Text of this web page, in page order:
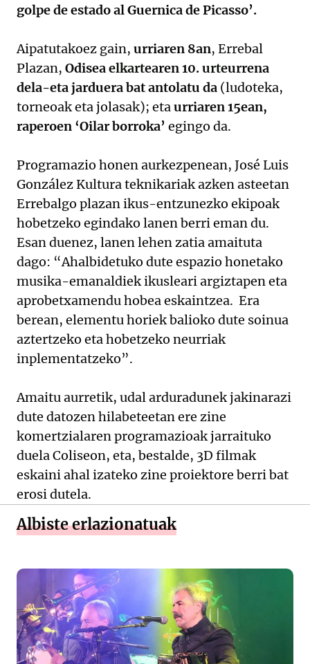
golpe de estado al Guernica de Picasso’.
Aipatutakoez gain, urriaren 8an, Errebal
Plazan, Odisea elkartearen 10. urteurrena
dela-eta jarduera bat antolatu da (ludoteka,
torneoak eta jolasak); etaurriaren 15ean,
raperoen ‘Oilar borroka’ egingo da.
Programazio honen aurkezpenean, José Luis
González Kultura teknikariak azken asteetan
Errebalgo plazan ikus-entzunezko ekipoak
hobetzeko egindako lanen berri eman du.
Esan duenez, lanen lehen zatia amaituta
dago: “Ahalbidetuko dute espazio honetako
musika-emanaldiek ikusleari argiztapen eta
aprobetxamendu hobea eskaintzea. Era
berean, elementu horiek balioko dute soinua
aztertzeko eta hobetzeko neurriak
inplementatzeko”.
Amaitu aurretik, udal arduradunek jakinarazi
dute datozen hilabeteetan ere zine
komertzialaren programazioak jarraituko
duela Coliseon, eta, bestalde, 3D filmak
eskaini ahal izateko zine proiektore berri bat
erosi dutela.
Albiste erlazionatuak